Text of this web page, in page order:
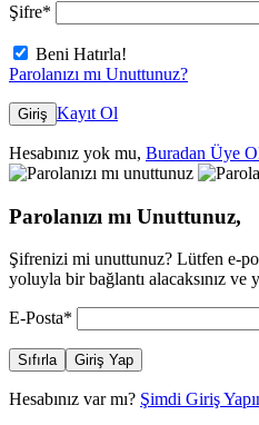
Şifre*
Beni Hatırla!
Parolanızı mı Unuttunuz?
Giriş Kayıt Ol
Hesabınız yok mu, Buradan Üye
Parolanızı mı Unuttunuz,
Şifrenizi mi unuttunuz? Lütfen e-
yoluyla bir bağlantı alacaksınız ve
E-Posta*
Sıfırla Giriş Yap
Hesabınız var mı? Şimdi Giriş